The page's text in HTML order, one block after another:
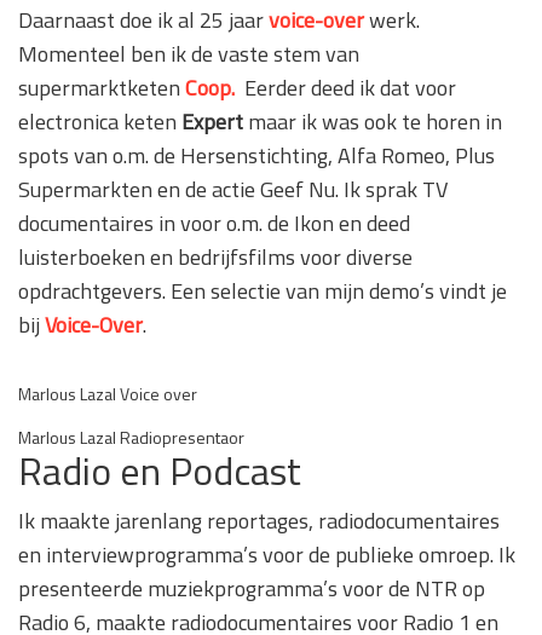
Daarnaast doe ik al 25 jaarvoice-overwerk.
Momenteel ben ik de vaste stem van
supermarktketenCoop. Eerder deed ik dat voor
electronica keten Expertmaar ik was ook te horen in
spots van o.m. de Hersenstichting, Alfa Romeo, Plus
Supermarkten en de actie Geef Nu. Ik sprak TV
documentaires in voor o.m. de Ikon en deed
luisterboeken en bedrijfsfilms voor diverse
opdrachtgevers. Een selectie van mijn demo’s vindt je
bijVoice-Over.
Marlous Lazal Voice over
Marlous Lazal Radiopresentaor
Radio en Podcast
Ik maakte jarenlang reportages, radiodocumentaires
en interviewprogramma’s voor de publieke omroep. Ik
presenteerde muziekprogramma’s voor de NTR op
Radio 6, maakte radiodocumentaires voor Radio 1 en